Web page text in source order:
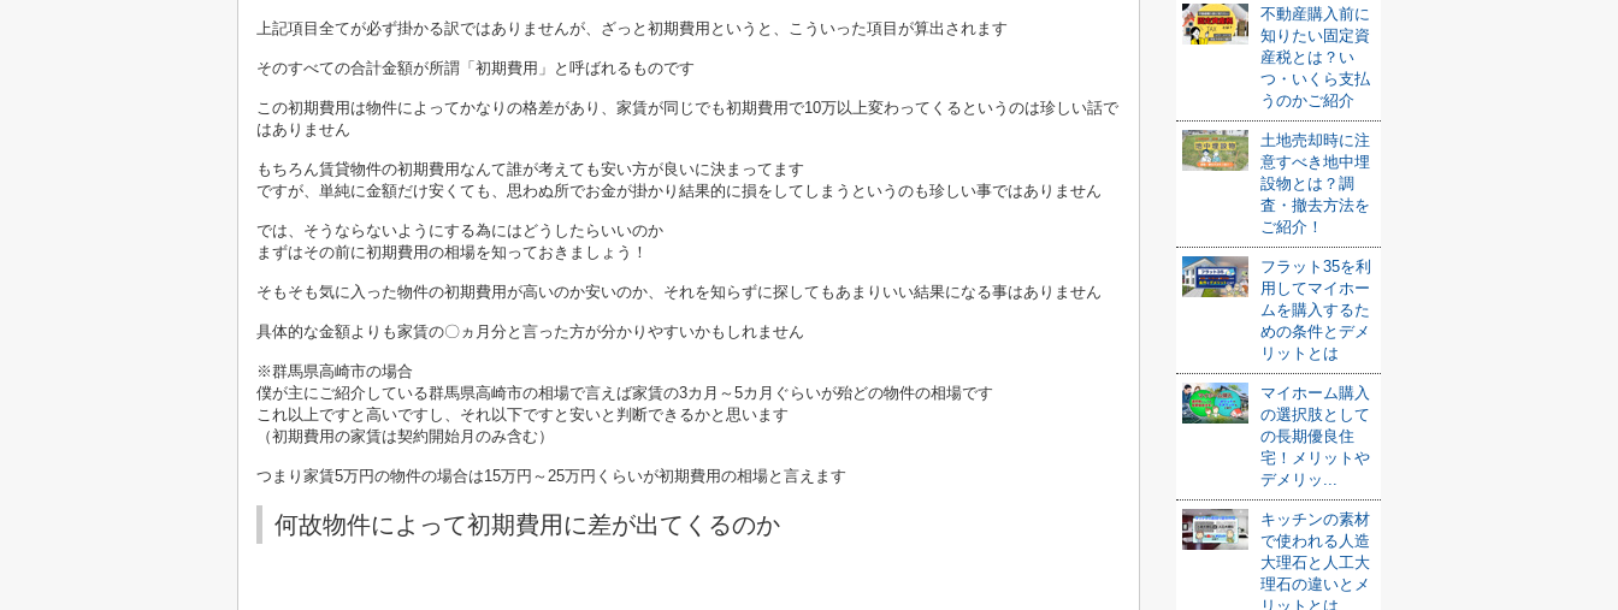
上記項目全てが必ず掛かる訳ではありませんが、ざっと初期費用というと、こういった項目が算出されます
そのすべての合計金額が所謂「初期費用」と呼ばれるものです
この初期費用は物件によってかなりの格差があり、家賃が同じでも初期費用で10万以上変わってくるというのは珍しい話で
はありません
もちろん賃貸物件の初期費用なんて誰が考えても安い方が良いに決まってます
ですが、単純に金額だけ安くても、思わぬ所でお金が掛かり結果的に損をしてしまうというのも珍しい事ではありません
では、そうならないようにする為にはどうしたらいいのか
まずはその前に初期費用の相場を知っておきましょう！
そもそも気に入った物件の初期費用が高いのか安いのか、それを知らずに探してもあまりいい結果になる事はありません
具体的な金額よりも家賃の〇ヵ月分と言った方が分かりやすいかもしれません
※群馬県高崎市の場合
僕が主にご紹介している群馬県高崎市の相場で言えば家賃の3カ月～5カ月ぐらいが殆どの物件の相場です
これ以上ですと高いですし、それ以下ですと安いと判断できるかと思います
（初期費用の家賃は契約開始月のみ含む）
つまり家賃5万円の物件の場合は15万円～25万円くらいが初期費用の相場と言えます
何故物件によって初期費用に差が出てくるのか
不動産購入前に
知りたい固定資
産税とは？い
つ・いくら支払
うのかご紹介
土地売却時に注
意すべき地中埋
設物とは？調
査・撤去方法を
ご紹介！
フラット35を利
用してマイホー
ムを購入するた
めの条件とデメ
リットとは
マイホーム購入
の選択肢として
の長期優良住
宅！メリットや
デメリッ...
キッチンの素材
で使われる人造
大理石と人工大
理石の違いとメ
リットとは